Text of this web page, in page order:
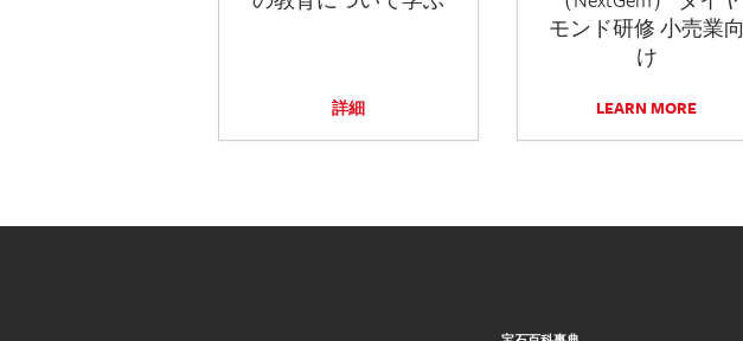
詳細
モンド研修 小売業向
け
LEARN MORE